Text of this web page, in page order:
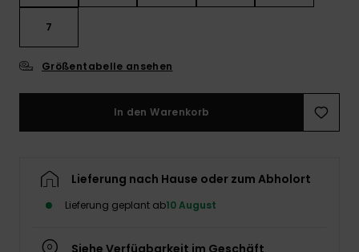
7
Größentabelle ansehen
In den Warenkorb
Lieferung nach Hause oder zum Abholort
Lieferung geplant ab10 August